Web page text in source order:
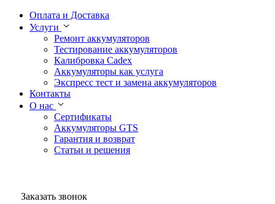
Оплата и Доставка
Услуги
Ремонт аккумуляторов
Тестирование аккумуляторов
Калибровка Cadex
Аккумуляторы как услуга
Экспресс тест и замена аккумуляторов
Контакты
О нас
Сертификаты
Аккумуляторы GTS
Гарантия и возврат
Статьи и решения
Заказать звонок